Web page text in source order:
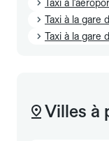
Taxi à
Taxi à la gare
Taxi à la gare
Villes à